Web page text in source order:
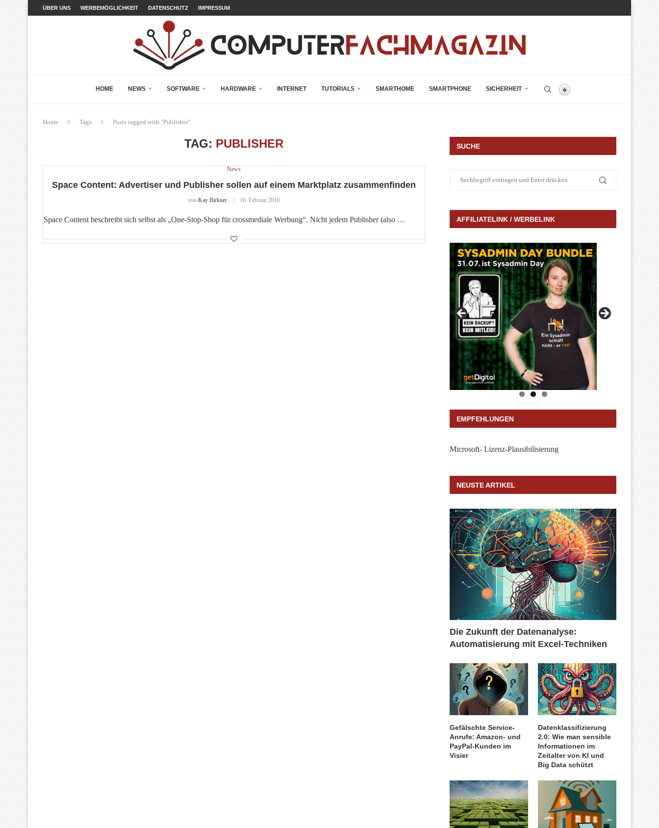
ÜBER UNS WERBEMÖGLICHKEIT DATENSCHUTZ IMPRESSUM
HOME NEWS SOFTWARE HARDWARE INTERNET TUTORIALS SMARTHOME SMARTPHONE SICHERHEIT
Home Tags Posts tagged with "Publisher"
TAG: PUBLISHER
News
Space Content: Advertiser und Publisher sollen auf einem Marktplatz zusammenfinden
vonKay Birkner 16. Februar 2016
Space Content beschreibt sich selbst als „One-Stop-Shop für crossmediale Werbung“. Nicht jedem Publisher (also …
SUCHE
AFFILIATELINK / WERBELINK
EMPFEHLUNGEN
Microsoft- Lizenz-Plausibilisierung
NEUSTE ARTIKEL
Die Zukunft der Datenanalyse:
Automatisierung mit Excel-Techniken
Gefälschte Service-
Anrufe: Amazon- und
PayPal-Kunden im
Visier
Datenklassifizierung
2.0: Wie man sensible
Informationen im
Zeitalter von KI und
Big Data schützt